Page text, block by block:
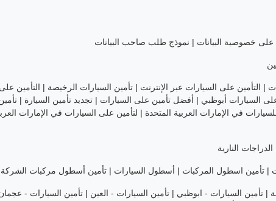
على خصوصية البيانات | نموذج طلب صاحب البيانات
| التأمين على السيارات عبر الإنترنت | تأمين السيارات الرخيصة | التأمين
السيارات أبوظبي | أفضل تأمين على السيارات | تجديد تأمين السيارة |
في الإمارات العربية المتحدة | لتأمين على السيارات في الإمارات
النارية
| تأمين اسطول المركبات | أسطول السيارات | تأمين أسطول مركبات الشركة
| تأمين السيارات - ابوظبي | تأمين السيارات - العين | تأمين السيارات -